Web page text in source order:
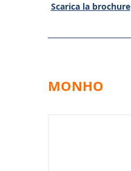
Scarica la brochure
MONHO